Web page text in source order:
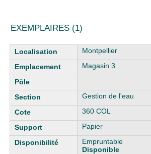
EXEMPLAIRES (1)
Liste des exemplaires
Montpellier
Magasin 3
Gestion de l'eau
360 COL
Papier
Empruntable
Disponible